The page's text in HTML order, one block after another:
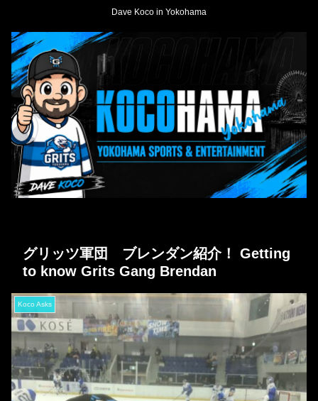
Dave Koco in Yokohama
グリッツ軍団 ブレンダン紹介！ Getting
to know Grits Gang Brendan
Koco Asks